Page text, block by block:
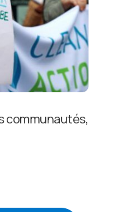
communautés,